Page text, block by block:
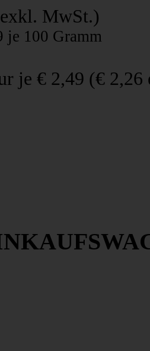
exkl. MwSt.)
je 100 Gramm
je € 2,49 (€ 2,26